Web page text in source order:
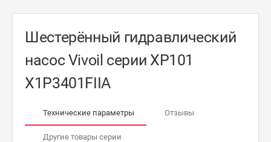
Шестерённый гидравлический
насос Vivoil серии XP101
X1P3401FIIA
Технические параметры Отзывы
Другие товары серии